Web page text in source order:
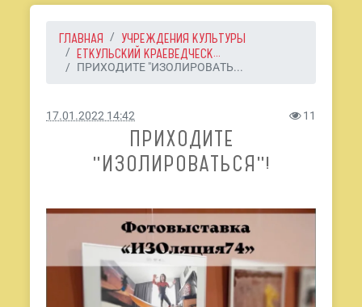
ГЛАВНАЯ
УЧРЕЖДЕНИЯ КУЛЬТУРЫ
ЕТКУЛЬСКИЙ КРАЕВЕДЧЕСК...
ПРИХОДИТЕ "ИЗОЛИРОВАТЬ...
17.01.2022 14:42 11
ПРИХОДИТЕ
"ИЗОЛИРОВАТЬСЯ"!